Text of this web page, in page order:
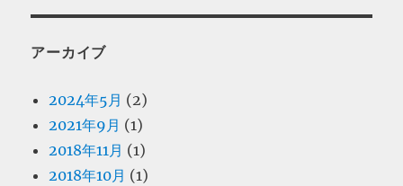
アーカイブ
2024年5月 (2)
2021年9月 (1)
2018年11月 (1)
2018年10月 (1)